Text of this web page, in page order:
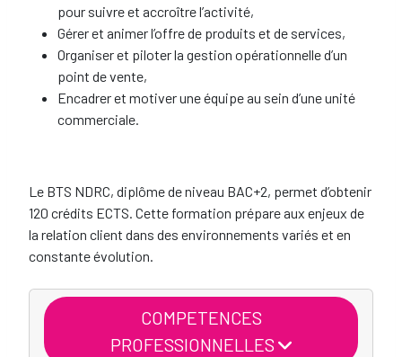
pour suivre et accroître l’activité,
Gérer et animer l’offre de produits et de services,
Organiser et piloter la gestion opérationnelle d’un
point de vente,
Encadrer et motiver une équipe au sein d’une unité
commerciale.
Le BTS NDRC, diplôme de niveau BAC+2, permet d’obtenir
120 crédits ECTS. Cette formation prépare aux enjeux de
la relation client dans des environnements variés et en
constante évolution.
COMPETENCES
PROFESSIONNELLES